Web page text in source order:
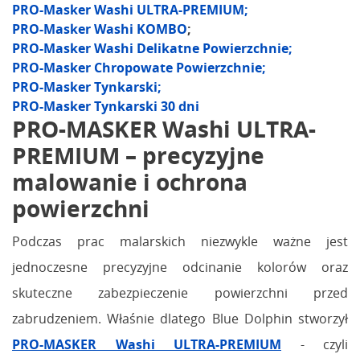
PRO-Masker Washi ULTRA-PREMIUM;
PRO-Masker Washi KOMBO;
PRO-Masker Washi Delikatne Powierzchnie;
PRO-Masker Chropowate Powierzchnie;
PRO-Masker Tynkarski;
PRO-Masker Tynkarski 30 dni
PRO-MASKER Washi ULTRA-
PREMIUM – precyzyjne
malowanie i ochrona
powierzchni
Podczas prac malarskich niezwykle ważne jest
jednoczesne precyzyjne odcinanie kolorów oraz
skuteczne zabezpieczenie powierzchni przed
zabrudzeniem. Właśnie dlatego Blue Dolphin stworzył
PRO-MASKER Washi ULTRA-PREMIUM - czyli